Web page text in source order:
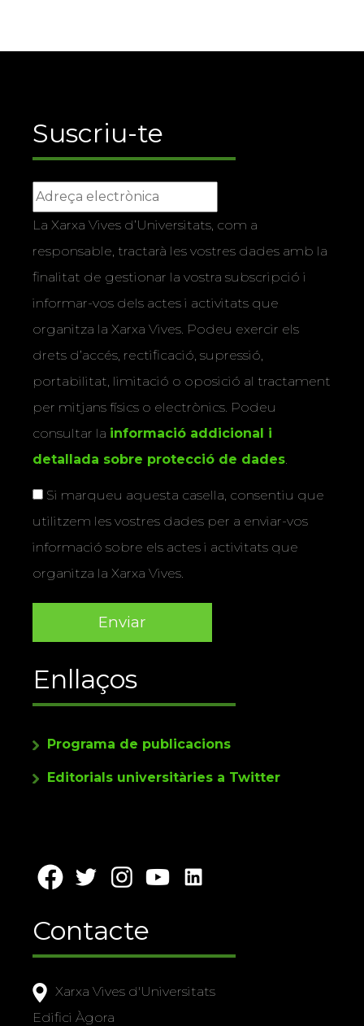
Suscriu-te
La Xarxa Vives d’Universitats, com a
responsable, tractarà les vostres dades amb la
finalitat de gestionar la vostra subscripció i
informar-vos dels actes i activitats que
organitza la Xarxa Vives. Podeu exercir els
drets d’accés, rectificació, supressió,
portabilitat, limitació o oposició al tractament
per mitjans físics o electrònics. Podeu
consultar la informació addicional i
detallada sobre protecció de dades.
Si marqueu aquesta casella, consentiu que
utilitzem les vostres dades per a enviar-vos
informació sobre els actes i activitats que
organitza la Xarxa Vives.
Enllaços
Programa de publicacions
Editorials universitàries a Twitter
Contacte
Xarxa Vives d'Universitats
Edifici Àgora